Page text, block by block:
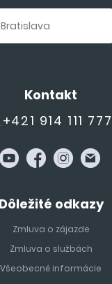
Kontakt
+421 914 111 777
Dôležité odkazy
Zmluva o zájazde
Zmluva o službách
Všeobecné informácie